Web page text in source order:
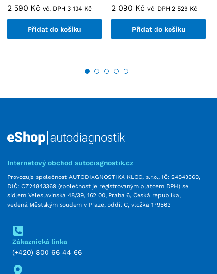
2 590 Kč vč. DPH 3 134 Kč
Přidat do košíku
2 090 Kč vč. DPH 2 529 Kč
Přidat do košíku
Internetový obchod autodiagnostik.cz
Provozuje společnost AUTODIAGNOSTIKA KLOC, s.r.o., IČ: 24843369,
DIČ: CZ24843369 (společnost je registrovaným plátcem DPH) se
sídlem Veleslavínská 48/39, 162 00, Praha 6, Česká republika,
vedená Městským soudem v Praze, oddíl C, vložka 179563
Zákaznická linka
(+420) 800 66 44 66